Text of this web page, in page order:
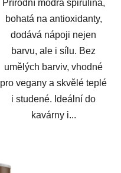
Přírodní modrá spirulina,
bohatá na antioxidanty,
dodává nápoji nejen
barvu, ale i sílu. Bez
umělých barviv, vhodné
pro vegany a skvělé teplé
i studené. Ideální do
kavárny i...